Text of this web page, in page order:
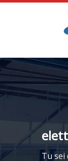
Tu sei